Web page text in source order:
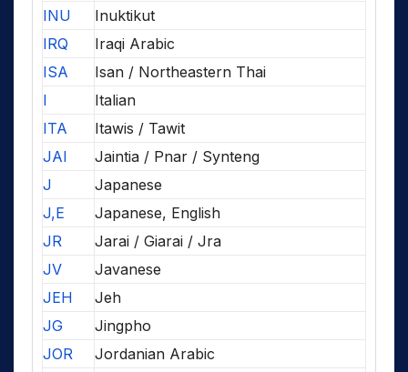
INU
Inuktikut
IRQ
Iraqi Arabic
ISA
Isan / Northeastern Thai
I
Italian
ITA
Itawis / Tawit
JAI
Jaintia / Pnar / Synteng
J
Japanese
J,E
Japanese, English
JR
Jarai / Giarai / Jra
JV
Javanese
JEH
Jeh
JG
Jingpho
JOR
Jordanian Arabic